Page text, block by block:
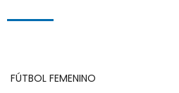
FÚTBOL FEMENINO